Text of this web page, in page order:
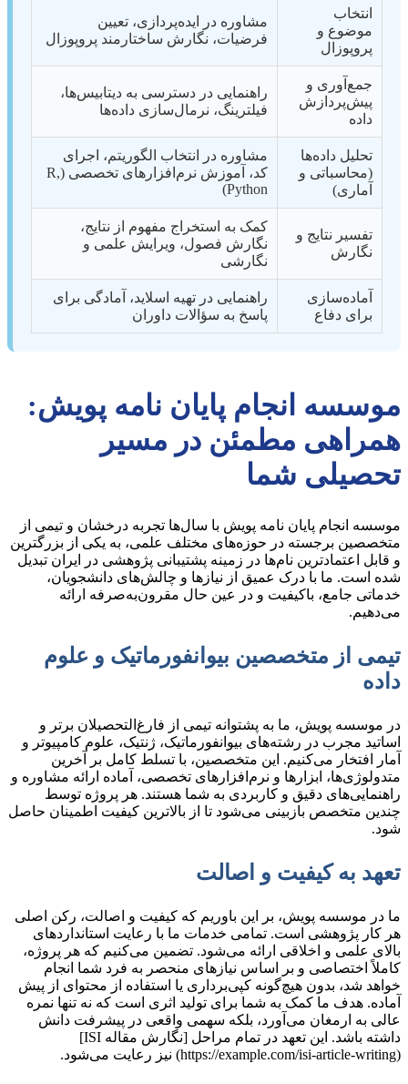
انتخاب
موضوع و
پروپوزال
مشاوره در ایده‌پردازی، تعیین
فرضیات، نگارش ساختارمند پروپوزال
جمع‌آوری و
پیش‌پردازش
داده
راهنمایی در دسترسی به دیتابیس‌ها،
فیلترینگ، نرمال‌سازی داده‌ها
تحلیل داده‌ها
(محاسباتی و
آماری)
مشاوره در انتخاب الگوریتم، اجرای
کد، آموزش نرم‌افزارهای تخصصی (R,
Python)
تفسیر نتایج و
نگارش
کمک به استخراج مفهوم از نتایج،
نگارش فصول، ویرایش علمی و
نگارشی
آماده‌سازی
برای دفاع
راهنمایی در تهیه اسلاید، آمادگی برای
پاسخ به سؤالات داوران
موسسه انجام پایان نامه پویش:
همراهی مطمئن در مسیر
تحصیلی شما
موسسه انجام پایان نامه پویش با سال‌ها تجربه درخشان و تیمی از
متخصصین برجسته در حوزه‌های مختلف علمی، به یکی از بزرگترین
و قابل اعتمادترین نام‌ها در زمینه پشتیبانی پژوهشی در ایران تبدیل
شده است. ما با درک عمیق از نیازها و چالش‌های دانشجویان،
خدماتی جامع، باکیفیت و در عین حال مقرون‌به‌صرفه ارائه
می‌دهیم.
تیمی از متخصصین بیوانفورماتیک و علوم
داده
در موسسه پویش، ما به پشتوانه تیمی از فارغ‌التحصیلان برتر و
اساتید مجرب در رشته‌های بیوانفورماتیک، ژنتیک، علوم کامپیوتر و
آمار افتخار می‌کنیم. این متخصصین، با تسلط کامل بر آخرین
متدولوژی‌ها، ابزارها و نرم‌افزارهای تخصصی، آماده ارائه مشاوره و
راهنمایی‌های دقیق و کاربردی به شما هستند. هر پروژه توسط
چندین متخصص بازبینی می‌شود تا از بالاترین کیفیت اطمینان حاصل
شود.
تعهد به کیفیت و اصالت
ما در موسسه پویش، بر این باوریم که کیفیت و اصالت، رکن اصلی
هر کار پژوهشی است. تمامی خدمات ما با رعایت استانداردهای
بالای علمی و اخلاقی ارائه می‌شود. تضمین می‌کنیم که هر پروژه،
کاملاً اختصاصی و بر اساس نیازهای منحصر به فرد شما انجام
خواهد شد، بدون هیچ‌گونه کپی‌برداری یا استفاده از محتوای از پیش
آماده. هدف ما کمک به شما برای تولید اثری است که نه تنها نمره
عالی به ارمغان می‌آورد، بلکه سهمی واقعی در پیشرفت دانش
داشته باشد. این تعهد در تمام مراحل [نگارش مقاله ISI]
(https://example.com/isi-article-writing) نیز رعایت می‌شود.